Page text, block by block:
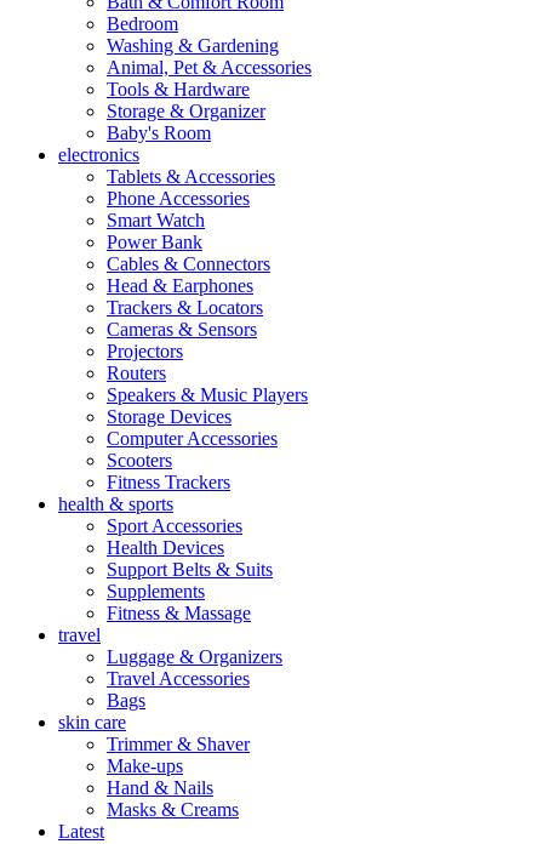
Bedroom
Washing & Gardening
Animal, Pet & Accessories
Tools & Hardware
Storage & Organizer
Baby's Room
electronics
Tablets & Accessories
Phone Accessories
Smart Watch
Power Bank
Cables & Connectors
Head & Earphones
Trackers & Locators
Cameras & Sensors
Projectors
Routers
Speakers & Music Players
Storage Devices
Computer Accessories
Scooters
Fitness Trackers
health & sports
Sport Accessories
Health Devices
Support Belts & Suits
Supplements
Fitness & Massage
travel
Luggage & Organizers
Travel Accessories
Bags
skin care
Trimmer & Shaver
Make-ups
Hand & Nails
Masks & Creams
Latest